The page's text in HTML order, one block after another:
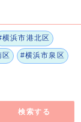
横浜市港北区
#横浜市泉区
検索する